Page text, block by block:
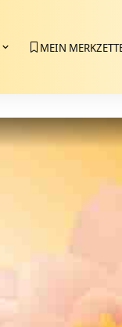
MEIN